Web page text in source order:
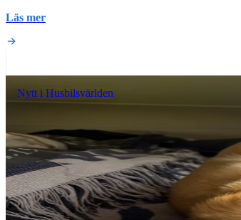
Läs mer
Nytt i Husbilsvärlden